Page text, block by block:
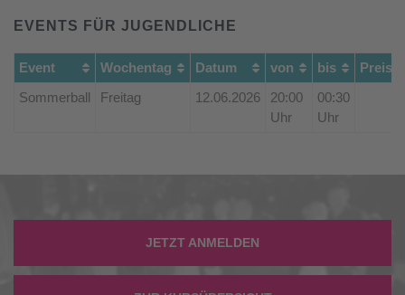
EVENTS FÜR JUGENDLICHE
Event Wochentag Datum von bis
Preis
Sommerball
Freitag 12.06.2026
20:00
Uhr
00:30
Uhr
JETZT ANMELDEN